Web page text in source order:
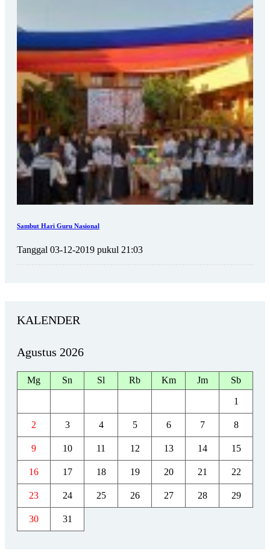
Sambut Hari Guru Nasional
Tanggal 03-12-2019 pukul 21:03
KALENDER
Agustus 2026
Mg Sn Sl Rb Km Jm Sb
1
2 3 4 5 6 7 8
9 10 11 12 13 14 15
16 17 18 19 20 21 22
23 24 25 26 27 28 29
30 31